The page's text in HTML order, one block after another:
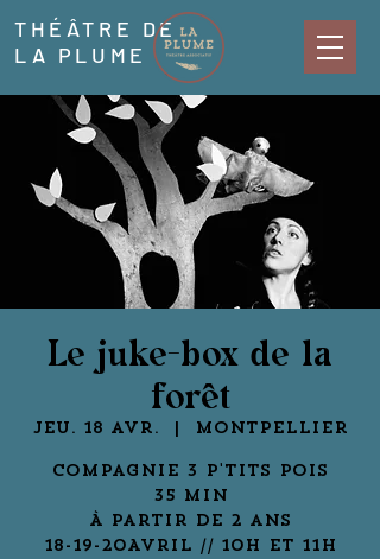
THÉÂTRE DE
LA PLUME
Le juke-box de la
forêt
jeu. 18 avr. Montpellier
Compagnie 3 P'tits pois
35 min
À partir de 2 ans